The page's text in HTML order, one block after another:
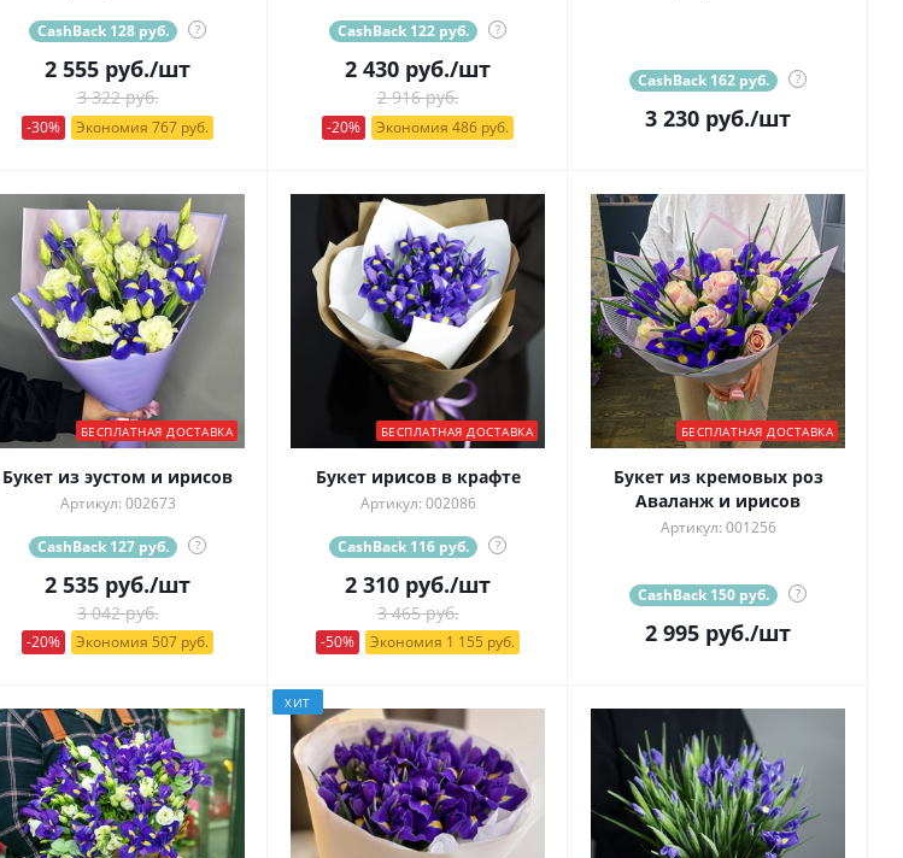
CashBack 128 руб. ?
2 555 руб./шт
3 322 руб.
-30% Экономия 767 руб.
CashBack 122 руб. ?
2 430 руб./шт
2 916 руб.
-20% Экономия 486 руб.
CashBack 162 руб. ?
3 230 руб./шт
БЕСПЛАТНАЯ ДОСТАВКА
Букет из эустом и ирисов
Артикул: 002673
CashBack 127 руб. ?
2 535 руб./шт
3 042 руб.
-20% Экономия 507 руб.
БЕСПЛАТНАЯ ДОСТАВКА
Букет ирисов в крафте
Артикул: 002086
CashBack 116 руб. ?
2 310 руб./шт
3 465 руб.
-50% Экономия 1 155 руб.
БЕСПЛАТНАЯ ДОСТАВКА
Букет из кремовых роз
Аваланж и ирисов
Артикул: 001256
CashBack 150 руб. ?
2 995 руб./шт
ХИТ